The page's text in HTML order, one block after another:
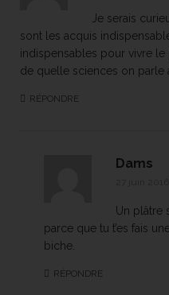
Je serais
sont les acquis
indispensables pour vivre
de quelle sciences on parle
RÉPONDRE
Dams
Un plâtre
parce que tu t’es fais
biche.
RÉPONDRE